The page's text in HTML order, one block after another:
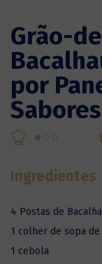
Grão-
por
Sabores
Ingredientes
4 Postas de
1 colher de sopa
1 cebola